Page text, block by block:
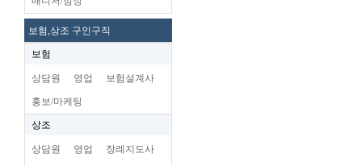
보험,상조 구인구직
보험
상담원 영업 보험설계사
홍보/마케팅
상조
상담원 영업 장례지도사